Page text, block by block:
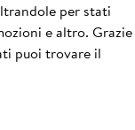
per stati
e altro. Grazie
puoi trovare il